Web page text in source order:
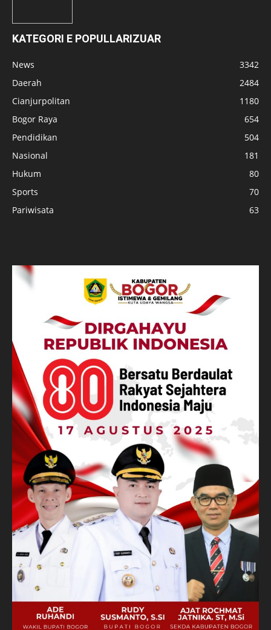
KATEGORI E POPULLARIZUAR
News
3342
Daerah
2484
Cianjurpolitan
1180
Bogor Raya
654
Pendidikan
504
Nasional
181
Hukum
80
Sports
70
Pariwisata
63